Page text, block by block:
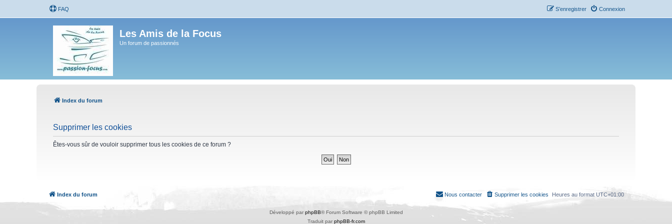
FAQ Connexion
S’enregistrer
Les Amis de la Focus
Un forum de passionnés
Index du forum
Supprimer les cookies
Êtes-vous sûr de vouloir supprimer tous les cookies de ce forum ?
Index du forum Heures au format UTC+01:00
Supprimer les cookies
Nous contacter
Développé par phpBB® Forum Software © phpBB Limited
Traduit par phpBB-fr.com